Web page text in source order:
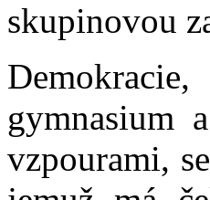
skupinovou
gymnasium
vzpourami,